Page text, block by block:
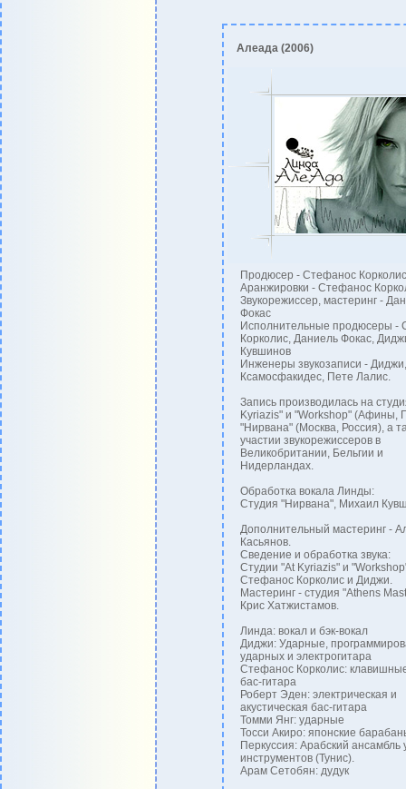
Алеада (2006)
Продюсер - Стефанос Корколис
Аранжировки - Стефанос
Звукорежиссер, мастеринг -
Фокас
Исполнительные продюсеры -
Корколис, Даниель Фокас,
Кувшинов
Инженеры звукозаписи -
Ксамосфакидес, Пете Лалис.
Запись производилась на
Kyriazis" и "Workshop" (Афины,
"Нирвана" (Москва, Россия), а
участии звукорежиссеров в
Великобритании, Бельгии и
Нидерландах.
Обработка вокала Линды:
Студия "Нирвана", Михаил
Дополнительный мастеринг -
Касьянов.
Сведение и обработка звука:
Студии "At Kyriazis" и
Стефанос Корколис и Диджи.
Мастеринг - студия "Athens
Крис Хатжистамов.
Линда: вокал и бэк-вокал
Диджи: Ударные,
ударных и электрогитара
Стефанос Корколис:
бас-гитара
Роберт Эден: электрическая и
акустическая бас-гитара
Томми Янг: ударные
Тосси Акиро: японские
Перкуссия: Арабский ансамбль
инструментов (Тунис).
Арам Сетобян: дудук